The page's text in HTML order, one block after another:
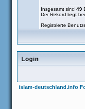
Insgesamt sind 49
Der Rekord liegt bei
Registrierte
Login
islam-deutschland.info